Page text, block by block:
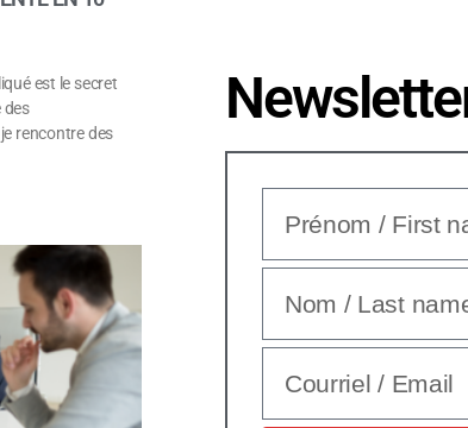
est le secret
des
rencontre des